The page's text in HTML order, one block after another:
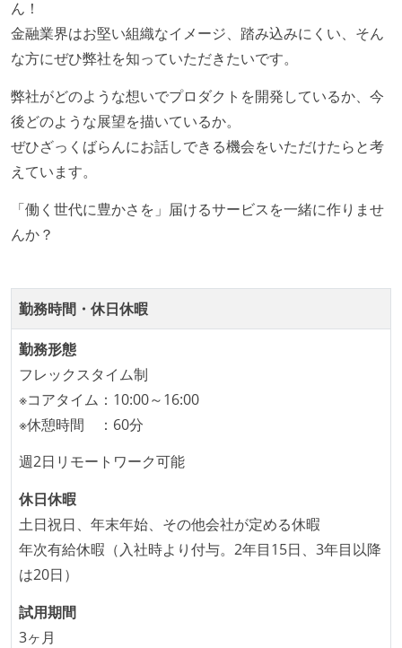
トムアップで実施されたことがある
OS やエディタ、IDE といった個人の環境は、各自の責
任で好きなものを使うことができる
企画を決定する場に、実装を担当する開発メンバーが
参加している
タスクの見積もりは、実装を担当するメンバーが中心
全体のスケジュール管理は、途中の成果を随時確認し
ながら、納期または盛り込む機能を柔軟に調整する形
コード品質向上のための取り組み
ーまたはペアプログラミングを実施している
「リファクタリングは随時行われるべき」という価値
観をメンバー全員が共有しており、日常的に実施して
いる
何らかのコーディング規約をチーム全体で遵守するよ
うにしている
提出されたコードには自動的にリグレッションテスト
が実行される環境が構築されている
コード品質評価ツールを導入して、メンバーが常に確
認できるようにしている
テストの実施度
ん！
金融業界はお堅い組織なイメージ、踏み込みにくい、そん
な方にぜひ弊社を知っていただきたいです。
弊社がどのような想いでプロダクトを開発しているか、今
後どのような展望を描いているか。
ぜひざっくばらんにお話しできる機会をいただけたらと考
えています。
「働く世代に豊かさを」届けるサービスを一緒に作りませ
んか？
勤務時間・休日休暇
勤務形態
フレックスタイム制
※コアタイム：10:00～16:00
※休憩時間 ：60分
週2日リモートワーク可能
休日休暇
土日祝日、年末年始、その他会社が定める休暇
年次有給休暇（入社時より付与。2年目15日、3年目以降
は20日）
試用期間
3ヶ月